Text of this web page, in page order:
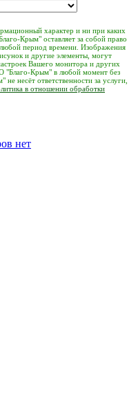
характер и ни при каких
Крым" оставляет за собой право
период времени. Изображения
и другие элементы, могут
Вашего монитора и других
"Благо-Крым" в любой момент без
несёт ответственности за услуги,
в отношении обработки
нет